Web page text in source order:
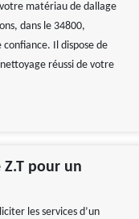
matériau de dallage
dans le 34800,
confiance. Il dispose de
réussi de votre
Z.T pour un
les services d’un